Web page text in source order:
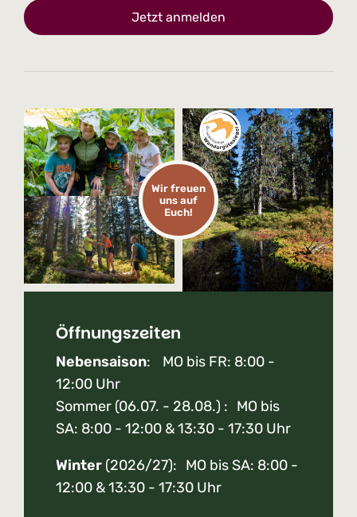
Jetzt anmelden
Wir freuen
uns auf
Euch!
Öffnungszeiten
Nebensaison: MO bis FR: 8:00 -
12:00 Uhr
Sommer (06.07. - 28.08.) : MO bis
SA: 8:00 - 12:00 & 13:30 - 17:30 Uhr
Winter (2026/27): MO bis SA: 8:00 -
12:00 & 13:30 - 17:30 Uhr